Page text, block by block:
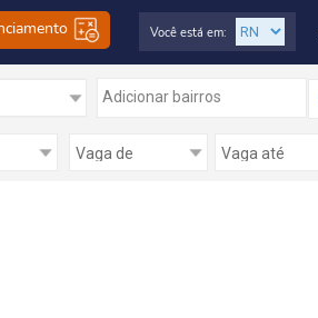
Você está em:
Adicionar bairros